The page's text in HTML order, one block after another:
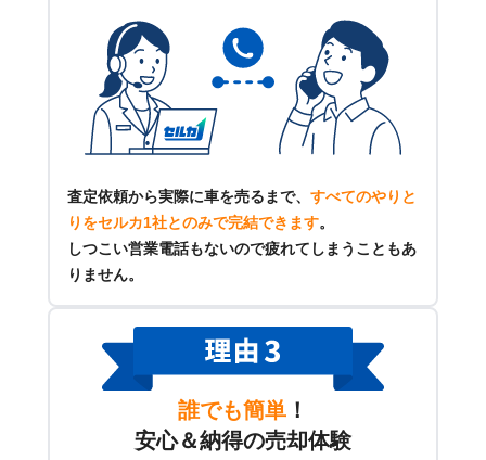
査定依頼から実際に車を売るまで、 すべてのやりと
りをセルカ1社とのみで完結できます。
しつこい営業電話もないので疲れてしまうこともあ
りません。
誰でも簡単 ！
安心＆納得の売却体験